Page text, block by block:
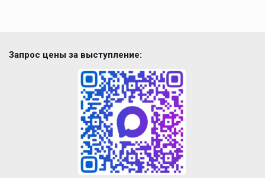
Запрос цены за выступление: